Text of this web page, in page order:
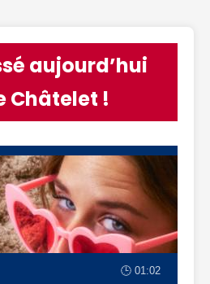
aujourd’hui
Châtelet !
🕒 01:02